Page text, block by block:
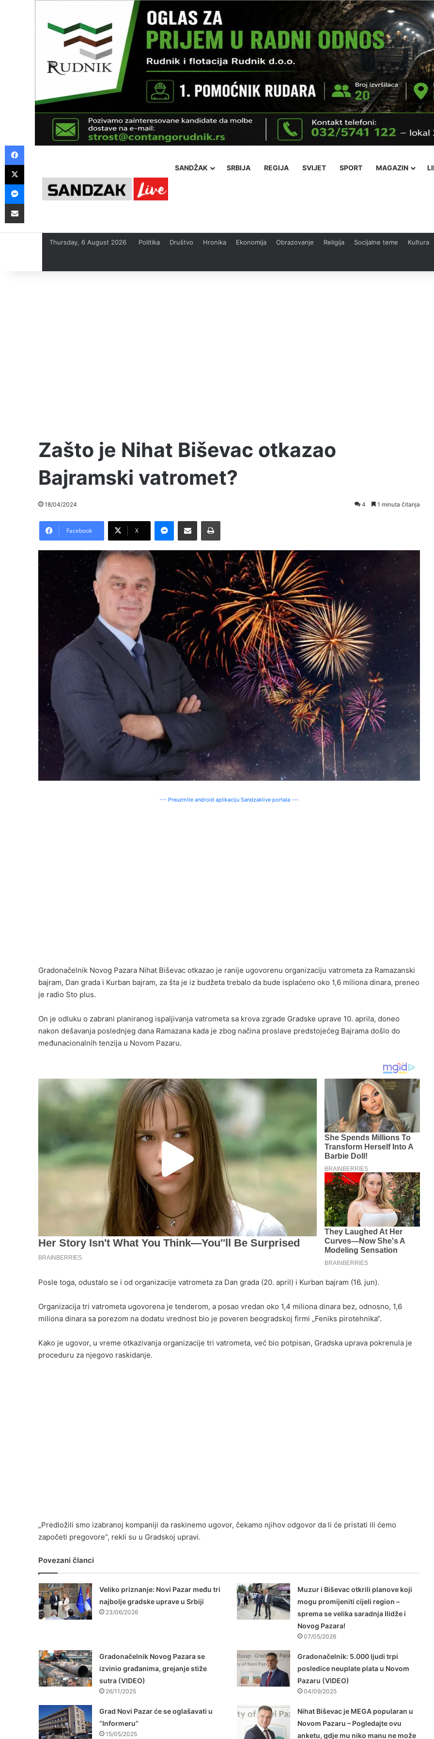
SANDŽAK SRBIJA REGIJA SVIJET SPORT MAGAZIN
Thursday, 6 August 2026 Politika Društvo Hronika Ekonomija Obrazovanje Religija Socijalne teme Kultura
Zašto je Nihat Biševac otkazao
Bajramski vatromet?
18/04/2024 4 1 minuta čitanja
Facebook X
Messenger
Pošalji preko E-Maila Printaj
--- Preuzmite android aplikaciju Sandzaklive portala ---
Gradonačelnik Novog Pazara Nihat Biševac otkazao je ranije ugovorenu organizaciju vatrometa za Ramazanski
bajram, Dan grada i Kurban bajram, za šta je iz budžeta trebalo da bude isplaćeno oko 1,6 miliona dinara, preneo
je radio Sto plus.
On je odluku o zabrani planiranog ispaljivanja vatrometa sa krova zgrade Gradske uprave 10. aprila, doneo
nakon dešavanja poslednjeg dana Ramazana kada je zbog načina proslave predstojećeg Bajrama došlo do
međunacionalnih tenzija u Novom Pazaru.
Posle toga, odustalo se i od organizacije vatrometa za Dan grada (20. april) i Kurban bajram (16. jun).
Organizacija tri vatrometa ugovorena je tenderom, a posao vredan oko 1,4 miliona dinara bez, odnosno, 1,6
miliona dinara sa porezom na dodatu vrednost bio je poveren beogradskoj firmi „Feniks pirotehnika“.
Kako je ugovor, u vreme otkazivanja organizacije tri vatrometa, već bio potpisan, Gradska uprava pokrenula je
proceduru za njegovo raskidanje.
„Predložili smo izabranoj kompaniji da raskinemo ugovor, čekamo njihov odgovor da li će pristati ili ćemo
započeti pregovore“, rekli su u Gradskoj upravi.
Povezani članci
Veliko priznanje: Novi Pazar među tri
najbolje gradske uprave u Srbiji
23/06/2026
Muzur i Biševac otkrili planove koji
mogu promijeniti cijeli region –
sprema se velika saradnja Ilidže i
Novog Pazara!
07/05/2026
Gradonačelnik Novog Pazara se
izvinio građanima, grejanje stiže
sutra (VIDEO)
26/11/2025
Gradonačelnik: 5.000 ljudi trpi
posledice neuplate plata u Novom
Pazaru (VIDEO)
04/09/2025
Grad Novi Pazar će se oglašavati u
“Informeru”
15/05/2025
Nihat Biševac je MEGA popularan u
Novom Pazaru – Pogledajte ovu
anketu, gdje mu niko manu ne može
Facebook
X
Messenger
Pošalji preko E-Maila